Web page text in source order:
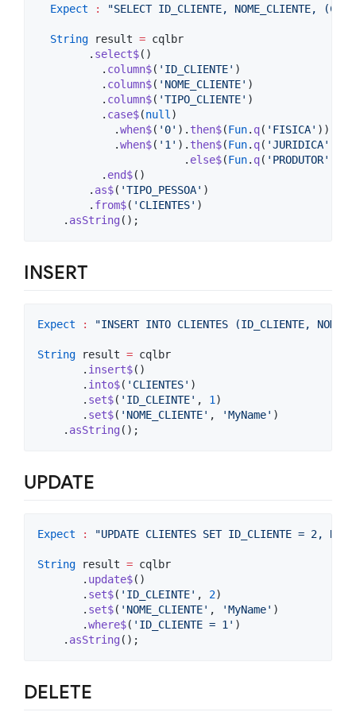
Expect : "SELECT ID_CLIENTE, NOME_CLIENTE,
String result = cqlbr
        .
select$()
          .
column$( 'ID_CLIENTE' )
          .
column$( 'NOME_CLIENTE' )
          .
column$( 'TIPO_CLIENTE' )
          .
case$(null )
            .
when$( '0' ). then$(Fun. q( 'FISICA' ))
            .
when$( '1' ). then$(Fun. q( 'JURIDICA'
                       .
else$(Fun. q( 'PRODUTOR'
          .
end$()
        .
as$( 'TIPO_PESSOA' )
        .
from$( 'CLIENTES' )
    .
asString ();
INSERT
Expect : "INSERT INTO CLIENTES (ID_CLIENTE,
String result = cqlbr
       .
insert$()
       .
into$( 'CLIENTES' )
       .
set$( 'ID_CLEINTE' , 1 )
       .
set$( 'NOME_CLIENTE' , 'MyName' )
    .
asString ();
UPDATE
Expect : "UPDATE CLIENTES SET ID_CLIENTE = 2,
String result = cqlbr
       .
update$()
       .
set$( 'ID_CLEINTE' , 2)
       .
set$( 'NOME_CLIENTE' , 'MyName' )
       .
where$( 'ID_CLIENTE = 1' )
    .
asString ();
DELETE